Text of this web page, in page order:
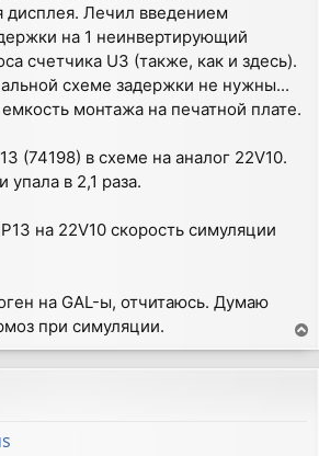
дисплея. Лечил введением
на 1 неинвертирующий
счетчика U3 (также, как и здесь).
схеме задержки не нужны...
монтажа на печатной плате.
(74198) в схеме на аналог 22V10.
упала в 2,1 раза.
на 22V10 скорость симуляции
на GAL-ы, отчитаюсь. Думаю
при симуляции.
o
p